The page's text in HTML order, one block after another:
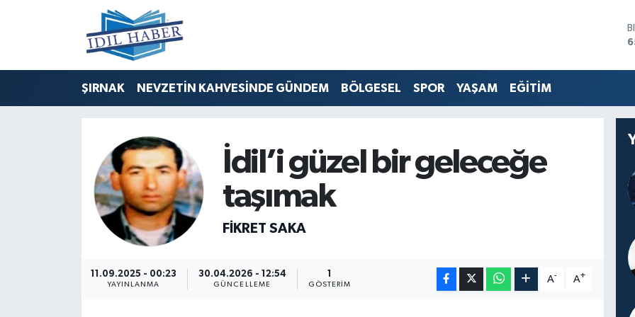
ŞIRNAK NEVZETİN KAHVESİNDE GÜNDEM BÖLGESEL SPOR YAŞAM EĞİTİM
İdil’i güzel bir geleceğe
taşımak
FIKRET SAKA
11.09.2025 - 00:23
YAYINLANMA
30.04.2026 - 12:54
GÜNCELLEME GÖSTERIM
A- A+
Nöbetçi Eczaneler
Hava Durumu
Süper Lig Puan Durumu ve Fikstür
Tüm Manşetler
Son Dakika Haberleri
Haber Arşivi